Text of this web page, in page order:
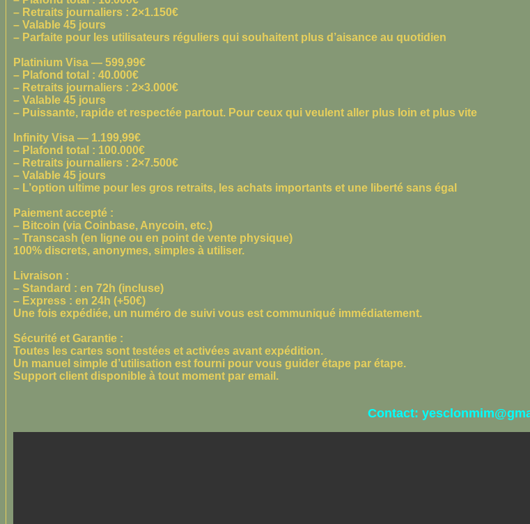
– Retraits journaliers : 2×1.150€
– Valable 45 jours
– Parfaite pour les utilisateurs réguliers qui souhaitent plus d’aisance au quotidien
Platinium Visa — 599,99€
– Plafond total : 40.000€
– Retraits journaliers : 2×3.000€
– Valable 45 jours
– Puissante, rapide et respectée partout. Pour ceux qui veulent aller plus loin et plus vite
Infinity Visa — 1.199,99€
– Plafond total : 100.000€
– Retraits journaliers : 2×7.500€
– Valable 45 jours
– L’option ultime pour les gros retraits, les achats importants et une liberté sans égal
Paiement accepté :
– Bitcoin (via Coinbase, Anycoin, etc.)
– Transcash (en ligne ou en point de vente physique)
100% discrets, anonymes, simples à utiliser.
Livraison :
– Standard : en 72h (incluse)
– Express : en 24h (+50€)
Une fois expédiée, un numéro de suivi vous est communiqué immédiatement.
Sécurité et Garantie :
Toutes les cartes sont testées et activées avant expédition.
Un manuel simple d’utilisation est fourni pour vous guider étape par étape.
Support client disponible à tout moment par email.
Contact: